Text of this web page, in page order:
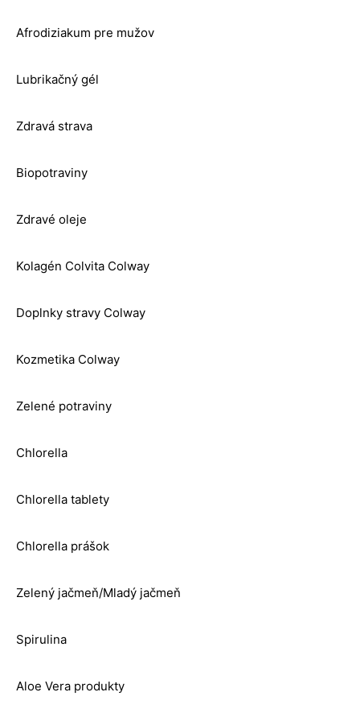
Afrodiziakum pre mužov
Lubrikačný gél
Zdravá strava
Biopotraviny
Zdravé oleje
Kolagén Colvita Colway
Doplnky stravy Colway
Kozmetika Colway
Zelené potraviny
Chlorella
Chlorella tablety
Chlorella prášok
Zelený jačmeň/Mladý jačmeň
Spirulina
Aloe Vera produkty